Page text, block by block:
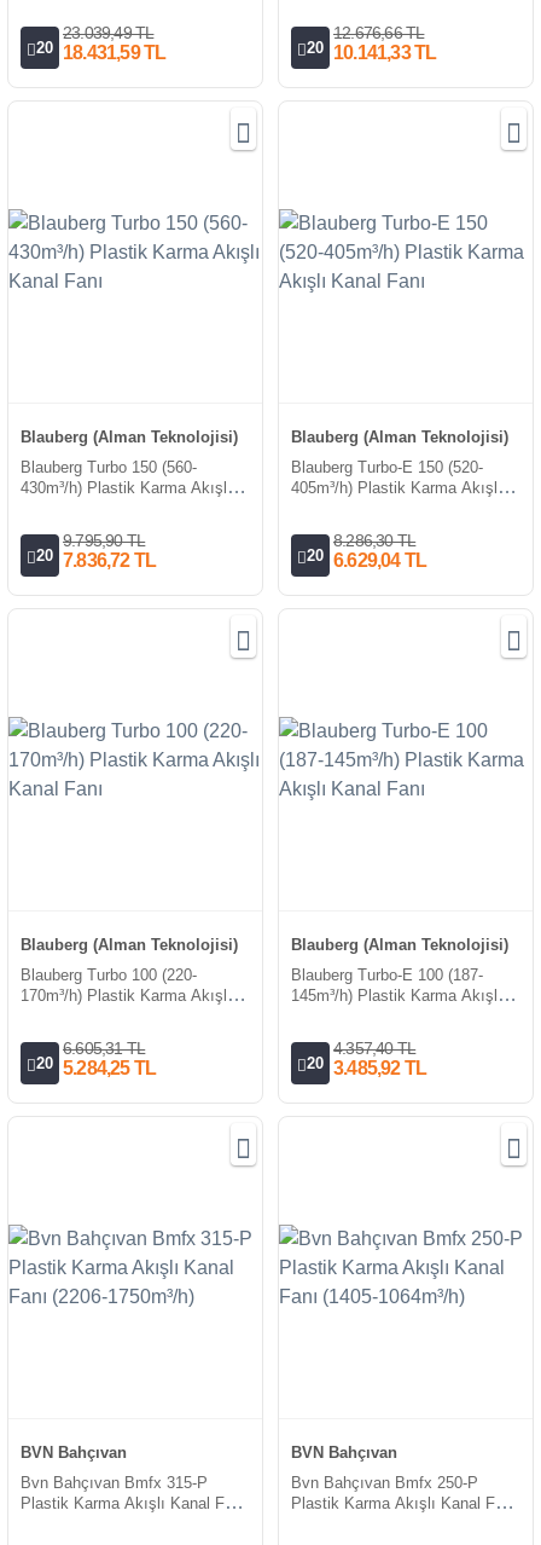
20
23.039,49 TL
18.431,59 TL 20
12.676,66 TL
10.141,33 TL
Blauberg (Alman Teknolojisi)
Blauberg Turbo 150 (560-
430m³/h) Plastik Karma Akışlı
20
9.795,90 TL
7.836,72 TL
Blauberg (Alman Teknolojisi)
Blauberg Turbo-E 150 (520-
405m³/h) Plastik Karma Akışlı
20
8.286,30 TL
6.629,04 TL
Blauberg (Alman Teknolojisi)
Blauberg Turbo 100 (220-
170m³/h) Plastik Karma Akışlı
20
6.605,31 TL
5.284,25 TL
Blauberg (Alman Teknolojisi)
Blauberg Turbo-E 100 (187-
145m³/h) Plastik Karma Akışlı
20
4.357,40 TL
3.485,92 TL
BVN Bahçıvan
Bvn Bahçıvan Bmfx 315-P
Plastik Karma Akışlı Kanal Fanı
BVN Bahçıvan
Bvn Bahçıvan Bmfx 250-P
Plastik Karma Akışlı Kanal Fanı